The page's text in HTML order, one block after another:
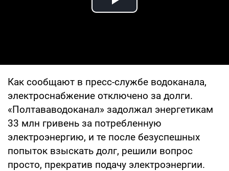
Play Video
Как сообщают в пресс-службе водоканала,
электроснабжение отключено за долги.
«Полтававодоканал» задолжал энергетикам
33 млн гривень за потребленную
электроэнергию, и те после безуспешных
попыток взыскать долг, решили вопрос
просто, прекратив подачу электроэнергии.